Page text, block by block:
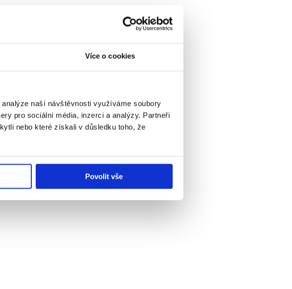
Více o cookies
naší návštěvnosti využíváme soubory
pro sociální média, inzerci a analýzy. Partneři
nebo které získali v důsledku toho, že
Povolit vše